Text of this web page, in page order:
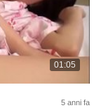
01:05
5 anni fa